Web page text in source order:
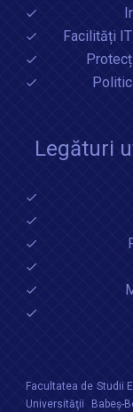
Facilități
Legături
Facultatea de Studii
Universităţii Babeș-